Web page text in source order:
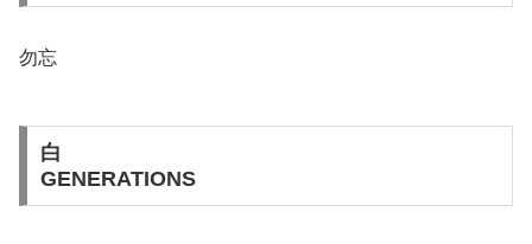
勿忘
白
GENERATIONS